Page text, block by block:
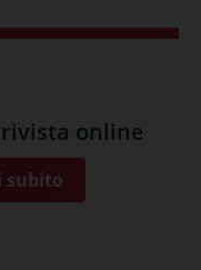
online
subito